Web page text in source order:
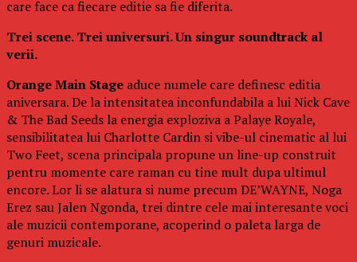
care face ca fiecare editie sa fie diferita.
Trei scene. Trei universuri. Un singur soundtrack al
verii.
Orange Main Stage aduce numele care definesc editia
aniversara. De la intensitatea inconfundabila a lui Nick Cave
& The Bad Seeds la energia exploziva a Palaye Royale,
sensibilitatea lui Charlotte Cardin si vibe-ul cinematic al lui
Two Feet, scena principala propune un line-up construit
pentru momente care raman cu tine mult dupa ultimul
encore. Lor li se alatura si nume precum DE’WAYNE, Noga
Erez sau Jalen Ngonda, trei dintre cele mai interesante voci
ale muzicii contemporane, acoperind o paleta larga de
genuri muzicale.